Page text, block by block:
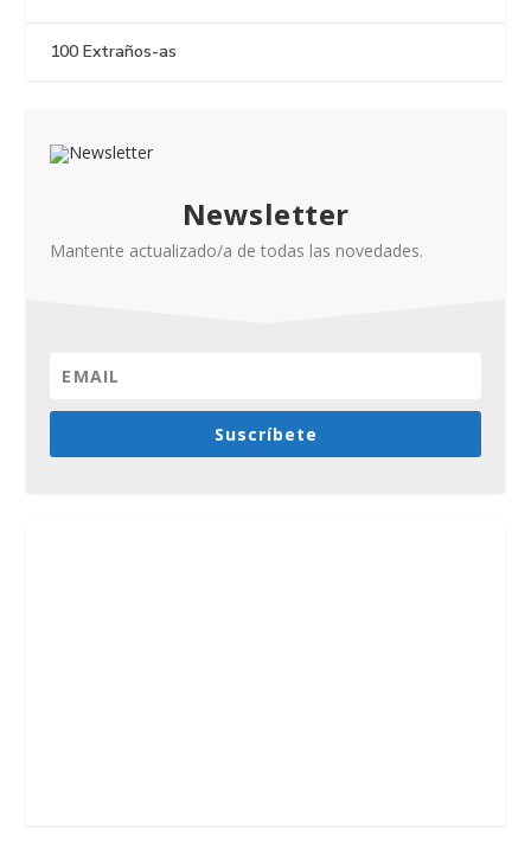
100 Extraños-as
Newsletter
Mantente actualizado/a de todas las novedades.
Suscríbete